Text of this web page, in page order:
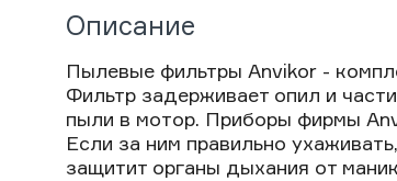
Описание
Пылевые фильтры Anvikor -
Фильтр задерживает опил и
пыли в мотор. Приборы фирмы
Если за ним правильно
защитит органы дыхания от